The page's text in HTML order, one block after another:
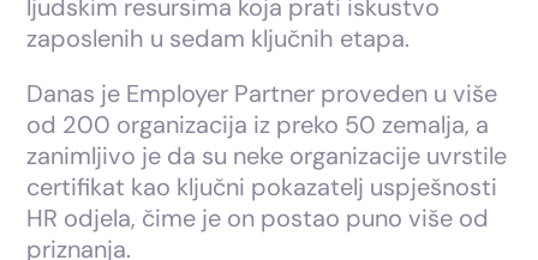
ljudskim resursima koja prati iskustvo
zaposlenih u sedam ključnih etapa.
Danas je Employer Partner proveden u više
od 200 organizacija iz preko 50 zemalja, a
zanimljivo je da su neke organizacije uvrstile
certifikat kao ključni pokazatelj uspješnosti
HR odjela, čime je on postao puno više od
priznanja.